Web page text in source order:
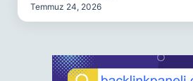
Temmuz 24, 2026